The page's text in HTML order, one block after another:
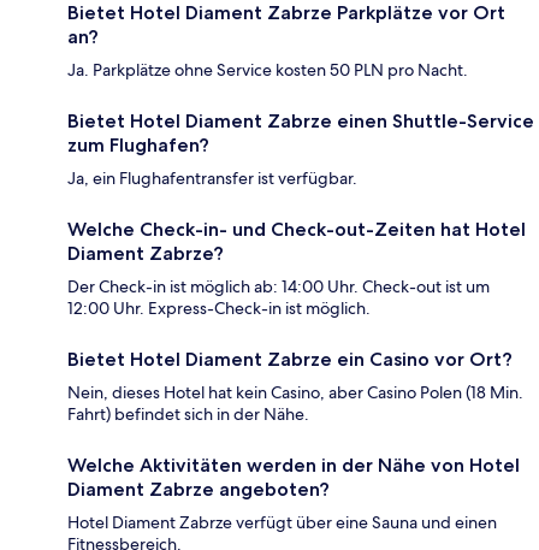
Bietet Hotel Diament Zabrze Parkplätze vor Ort
an?
Ja. Parkplätze ohne Service kosten 50 PLN pro Nacht.
Bietet Hotel Diament Zabrze einen Shuttle-Service
zum Flughafen?
Ja, ein Flughafentransfer ist verfügbar.
Welche Check-in- und Check-out-Zeiten hat Hotel
Diament Zabrze?
Der Check-in ist möglich ab: 14:00 Uhr. Check-out ist um
12:00 Uhr. Express-Check-in ist möglich.
Bietet Hotel Diament Zabrze ein Casino vor Ort?
Nein, dieses Hotel hat kein Casino, aber Casino Polen (18 Min.
Fahrt) befindet sich in der Nähe.
Welche Aktivitäten werden in der Nähe von Hotel
Diament Zabrze angeboten?
Hotel Diament Zabrze verfügt über eine Sauna und einen
Fitnessbereich.